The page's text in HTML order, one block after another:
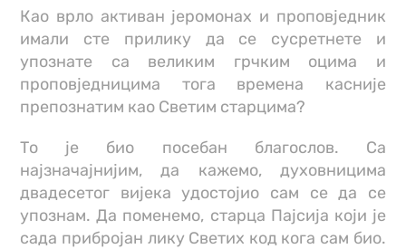
Као врло активан јеромонах и проповједник
имали сте прилику да се сусретнете и
упознате са великим грчким оцима и
проповједницима тога времена касније
препознатим као Светим старцима?
То је био посебан благослов. Са
најзначајнијим, да кажемо, духовницима
двадесетог вијека удостојио сам се да се
упознам. Да поменемо, старца Пајсија који је
сада прибројан лику Светих код кога сам био.